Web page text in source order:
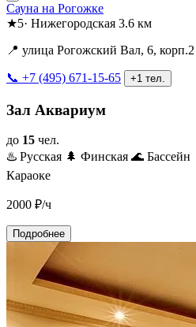
Сауна на Рогожке
★5· Нижегородская 3.6 км
📍 улица Рогожский Вал, 6, корп.2
📞 +7 (495) 671-15-65 +1 тел.
Зал Аквариум
до 15 чел.
♨️ Русская 🌲 Финская 🌊 Бассейн
Караоке
2000 ₽/ч
Подробнее